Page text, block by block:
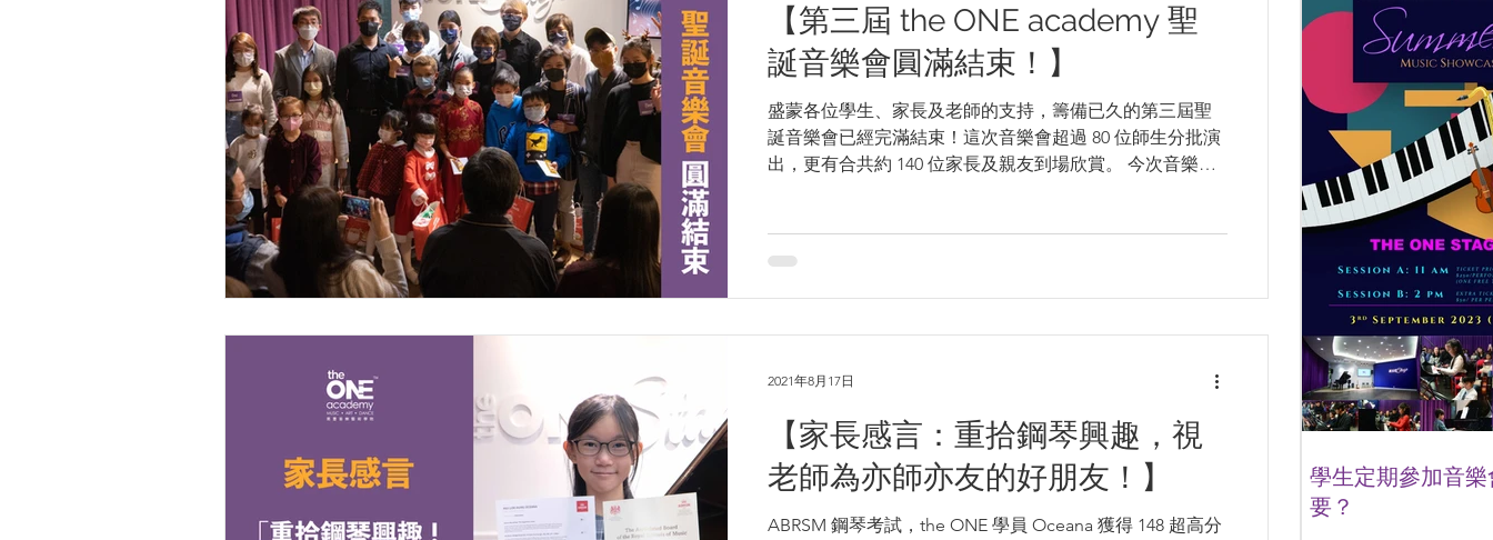
【第三屆 the ONE academy 聖
誕音樂會圓滿結束！】
盛蒙各位學生、家長及老師的支持，籌備已久的第三屆聖
誕音樂會已經完滿結束！這次音樂會超過 80 位師生分批演
出，更有合共約 140 位家長及親友到場欣賞。 今次音樂
【家長感言：重拾鋼琴興趣，視
老師為亦師亦友的好朋友！】
ABRSM 鋼琴考試，the ONE 學員 Oceana 獲得 148 超高分
2021年8月17日
學生定期參加音
要？